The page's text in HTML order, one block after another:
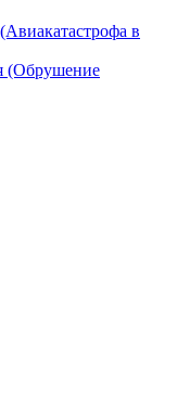
в
(Обрушение